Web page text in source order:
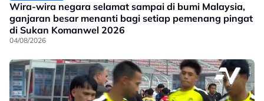
Wira-wira negara selamat sampai di bumi Malaysia,
ganjaran besar menanti bagi setiap pemenang pingat
di Sukan Komanwel 2026
04/08/2026